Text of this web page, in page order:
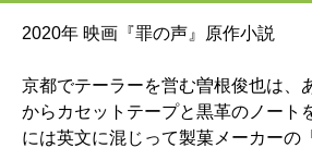
2020年 映画『罪の声』原作小説
京都でテーラーを営む曽根俊也は、
からカセットテープと黒革のノート
には英文に混じって製菓メーカーの